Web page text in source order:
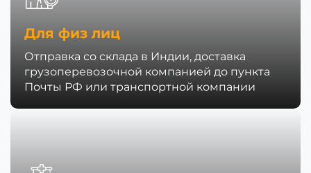
Для физ лиц
Отправка со склада в Индии, доставка
грузоперевозочной компанией до пункта
Почты РФ или транспортной компании